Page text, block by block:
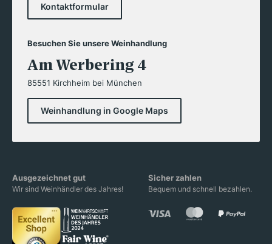
Kontaktformular
Besuchen Sie unsere Weinhandlung
Am Werbering 4
85551 Kirchheim bei München
Weinhandlung in Google Maps
Ausgezeichnet gut
Wir sind Weinhändler des Jahres!
Sicher zahlen
Bequem und schnell bezahlen.